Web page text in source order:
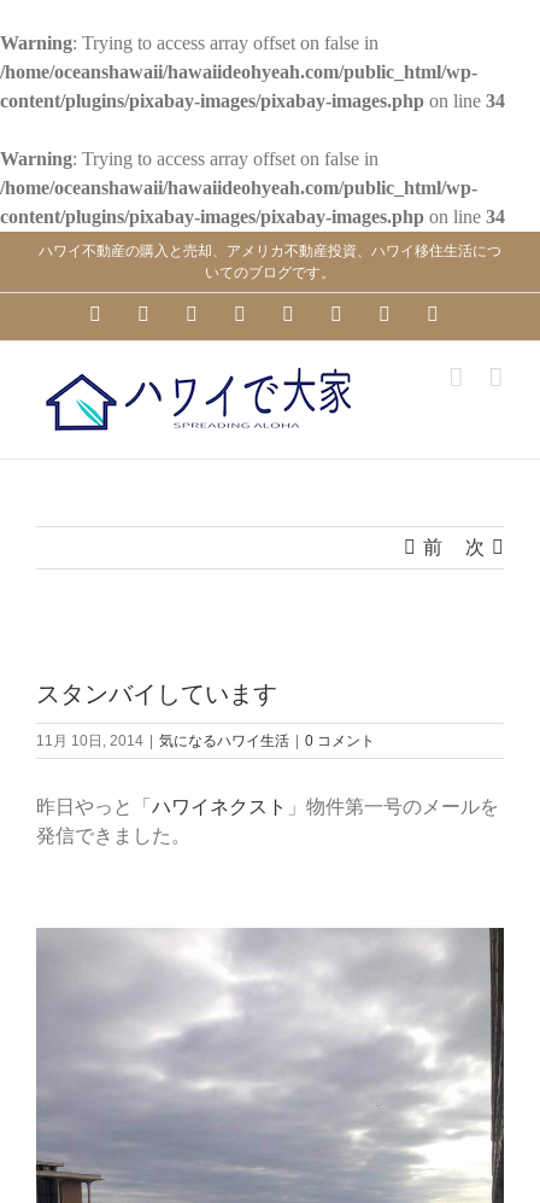
Warning: Trying to access array offset on false in
/home/oceanshawaii/hawaiideohyeah.com/public_html/wp-
content/plugins/pixabay-images/pixabay-images.php on line 34
Warning: Trying to access array offset on false in
/home/oceanshawaii/hawaiideohyeah.com/public_html/wp-
content/plugins/pixabay-images/pixabay-images.php on line 34
ハワイ不動産の購入と売却、アメリカ不動産投資、ハワイ移住生活につ
いてのブログです。
YouTubeFacebookInstagramLinkedInSkype PinterestTumblr
前 次
Larger
Image
スタンバイしています
11月 10日, 2014 気になるハワイ生活 0 コメント
昨日やっと「 ハワイネクスト 」物件第一号のメールを
発信できました。